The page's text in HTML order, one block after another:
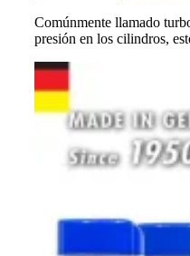
Comúnmente llamado
presión en los cilindros,